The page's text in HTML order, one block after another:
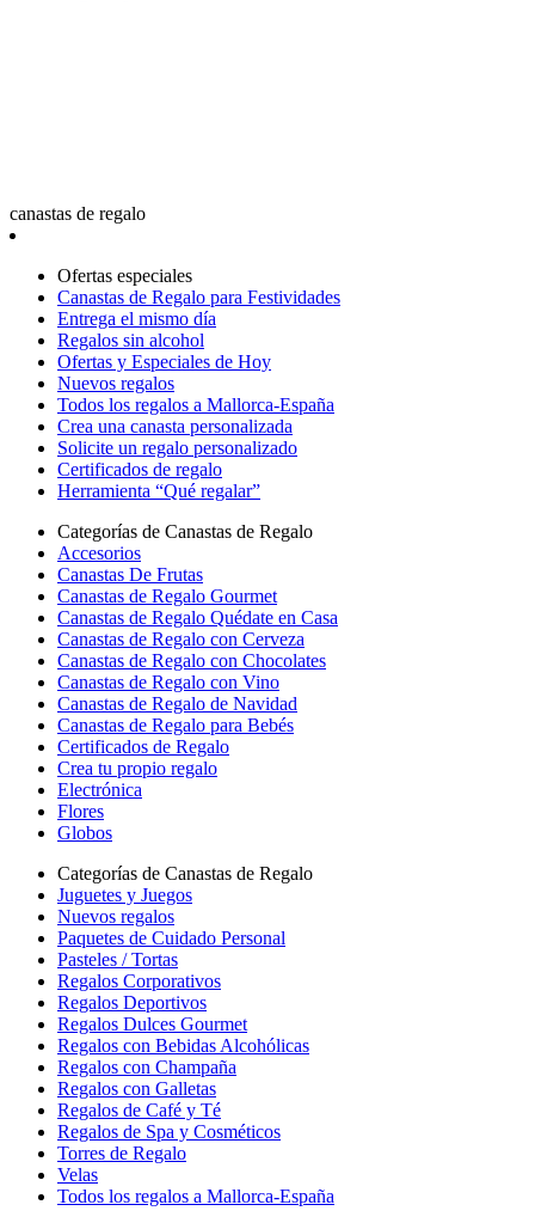
canastas de regalo
Ofertas especiales
Canastas de Regalo para Festividades
Entrega el mismo día
Regalos sin alcohol
Ofertas y Especiales de Hoy
Nuevos regalos
Todos los regalos a Mallorca-España
Crea una canasta personalizada
Solicite un regalo personalizado
Certificados de regalo
Herramienta “Qué regalar”
Categorías de Canastas de Regalo
Accesorios
Canastas De Frutas
Canastas de Regalo Gourmet
Canastas de Regalo Quédate en Casa
Canastas de Regalo con Cerveza
Canastas de Regalo con Chocolates
Canastas de Regalo con Vino
Canastas de Regalo de Navidad
Canastas de Regalo para Bebés
Certificados de Regalo
Crea tu propio regalo
Electrónica
Flores
Globos
Categorías de Canastas de Regalo
Juguetes y Juegos
Nuevos regalos
Paquetes de Cuidado Personal
Pasteles / Tortas
Regalos Corporativos
Regalos Deportivos
Regalos Dulces Gourmet
Regalos con Bebidas Alcohólicas
Regalos con Champaña
Regalos con Galletas
Regalos de Café y Té
Regalos de Spa y Cosméticos
Torres de Regalo
Velas
Todos los regalos a Mallorca-España